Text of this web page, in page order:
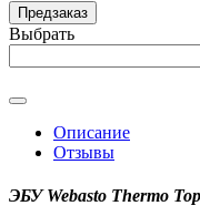
Предзаказ
Выбрать
Описание
Отзывы
ЭБУ Webasto Thermo